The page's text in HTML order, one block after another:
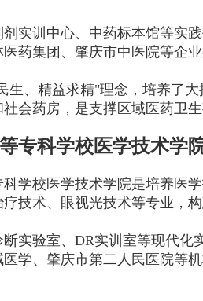
实训中心、中药标本馆等实
药集团、肇庆市中医院等企
生、精益求精"理念，培养了
会药房，是支撑区域医药卫生
专科学校医学技术学
学校医学技术学院是培养医
技术、眼视光技术等专业，
实验室、DR实训室等现代
学、肇庆市第二人民医院等